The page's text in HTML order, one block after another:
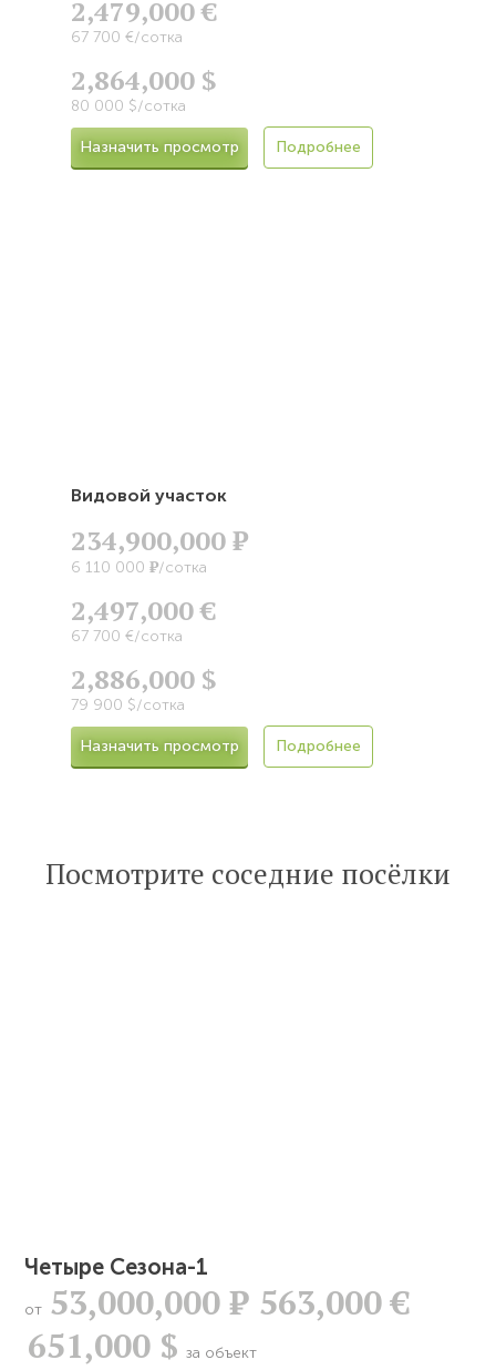
2,479,000 €
67 700 €/сотка
2,864,000 $
80 000 $/сотка
Назначить просмотр Подробнее
Видовой участок
234,900,000Р
6 110 000 Р/сотка
2,497,000 €
67 700 €/сотка
2,886,000 $
79 900 $/сотка
Назначить просмотр Подробнее
Посмотрите соседние посёлки
Четыре Сезона-1
от 53,000,000Р 563,000 €
651,000 $ за объект